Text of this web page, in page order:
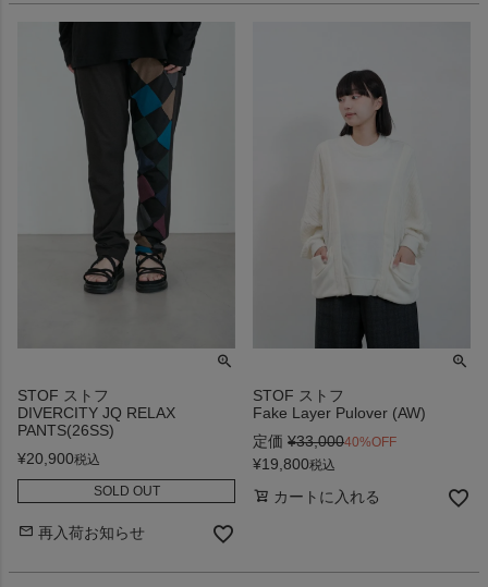
STOF ストフ
DIVERCITY JQ RELAX
PANTS(26SS)
¥20,900税込
SOLD OUT
再入荷お知らせ
STOF ストフ
Fake Layer Pulover (AW)
定価 ¥33,00040%OFF
¥19,800税込
カートに入れる